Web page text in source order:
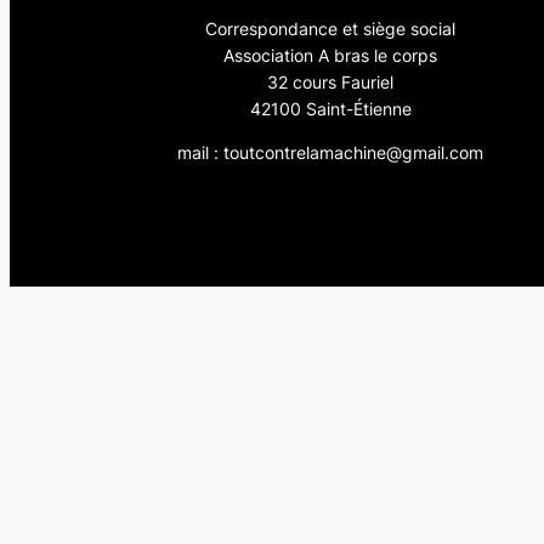
Correspondance et siège social
Association A bras le corps
32 cours Fauriel
42100 Saint-Étienne
mail : toutcontrelamachine@gmail.com